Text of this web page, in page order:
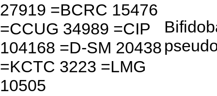
27919 =BCRC 15476
=CCUG 34989 =CIP
104168 =D-SM 20438
=KCTC 3223 =LMG
10505